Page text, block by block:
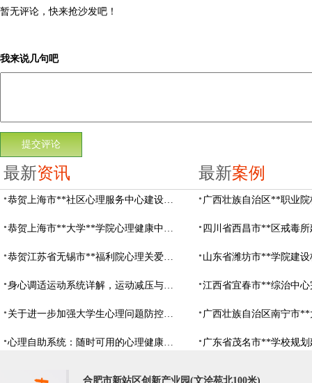
暂无评论，快来抢沙发吧！
我来说几句吧
最新资讯
恭贺上海市**社区心理服务中心建设项目由阳光心健代理商中标
恭贺上海市**大学**学院心理健康中心建设项目由阳光心健代理商中标
恭贺江苏省无锡市**福利院心理关爱中心建设项目由阳光心健代理商中标
身心调适运动系统详解，运动减压与心理调适全指南
关于进一步加强大学生心理问题防控，防控大学生心理危机
心理自助系统：随时可用的心理健康自助服务平台
最新案例
合肥市新站区创新产业园(文浍苑北100米)